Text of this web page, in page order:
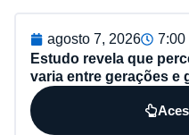
agosto 7, 2026
7:00
Estudo revela que
varia entre gerações e